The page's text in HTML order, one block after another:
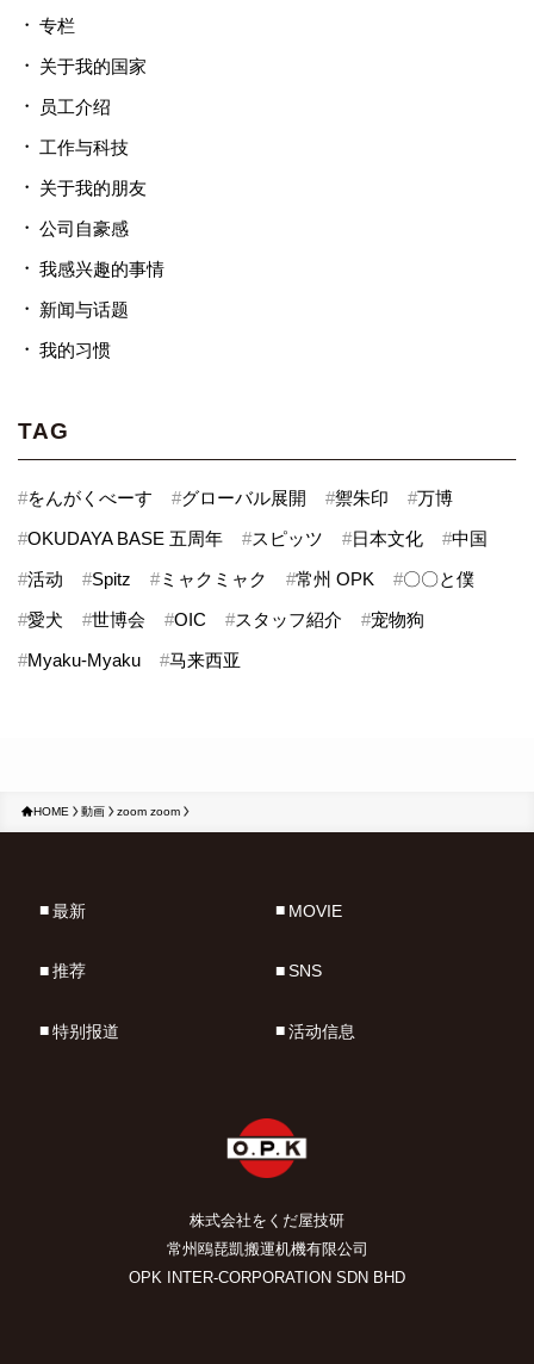
专栏
关于我的国家
员工介绍
工作与科技
关于我的朋友
公司自豪感
我感兴趣的事情
新闻与话题
我的习惯
TAG
#をんがくべーす #グローバル展開 #禦朱印 #万博
#OKUDAYA BASE 五周年 #スピッツ #日本文化 #中国
#活动 #Spitz #ミャクミャク #常州 OPK #〇〇と僕
#愛犬 #世博会 #OIC #スタッフ紹介 #宠物狗
#Myaku-Myaku #马来西亚
HOME 動画 zoom zoom
株式会社をくだ屋技研
常州鴎琵凱搬運机機有限公司
OPK INTER-CORPORATION SDN BHD
最新
推荐
特别报道
MOVIE
SNS
活动信息